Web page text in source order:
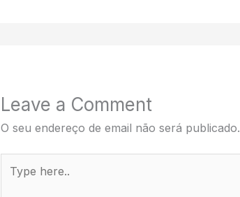
Leave a Comment
O seu endereço de email não será publicado.
here..